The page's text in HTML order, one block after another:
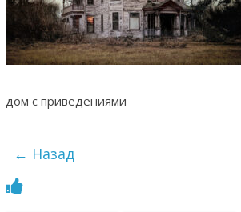
дом с приведениями
← Назад